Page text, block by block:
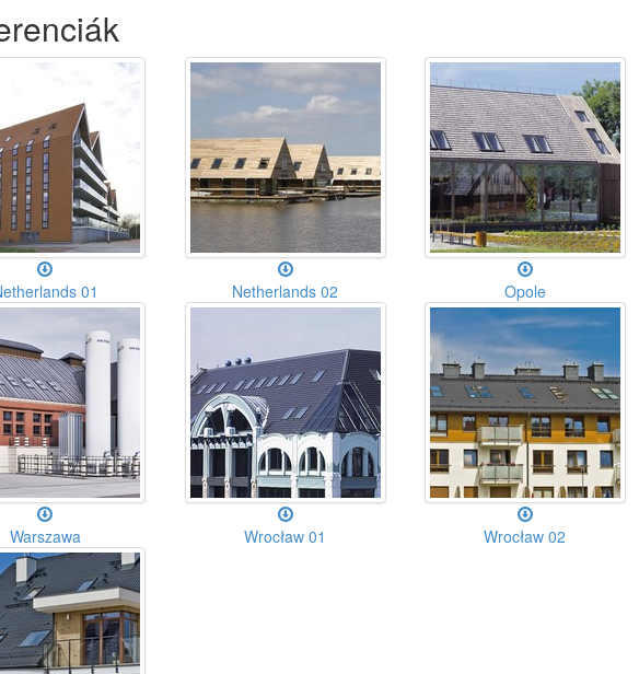
01 Netherlands 02 Opole
Warszawa Wrocław 01 Wrocław 02